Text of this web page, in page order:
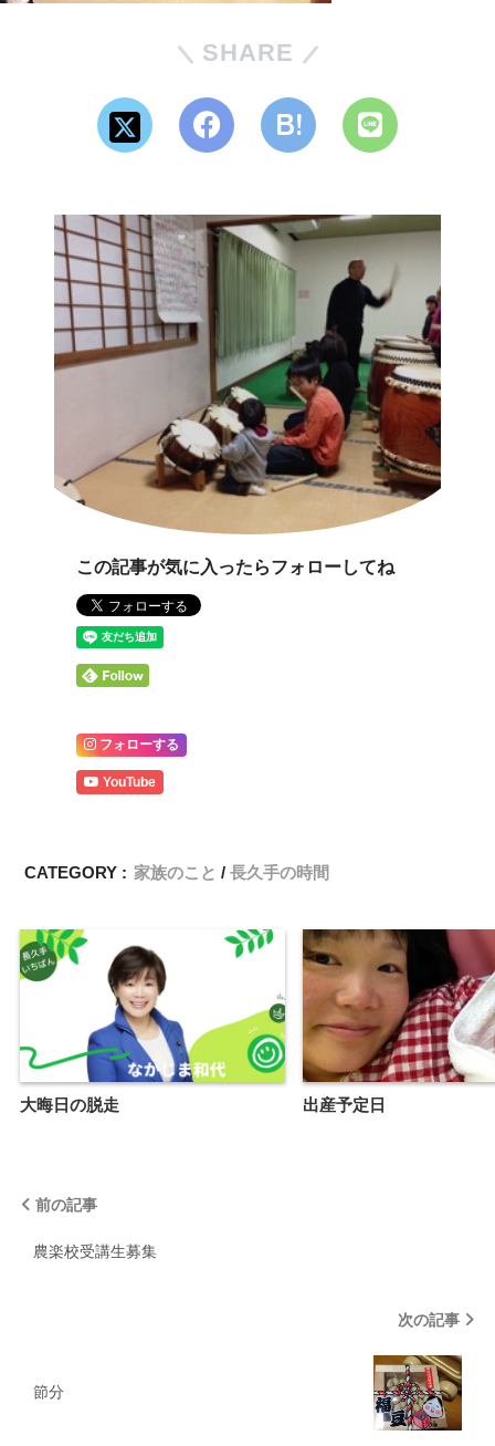
SHARE
この記事が気に入ったらフォローしてね
フォローする
YouTube
CATEGORY : 家族のこと 長久手の時間
大晦日の脱走 出産予定日
前の記事
農楽校受講生募集
次の記事
節分